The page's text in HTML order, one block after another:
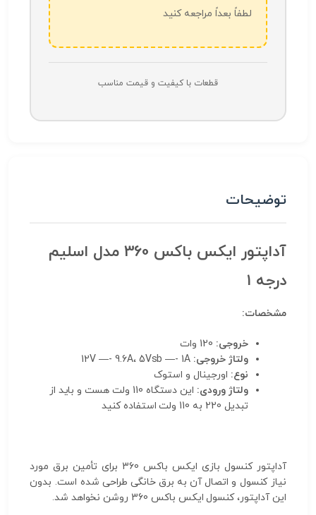
لطفاً بعداً مراجعه کنید
قطعات با کیفیت و قیمت مناسب
توضیحات
آداپتور ایکس باکس 360 مدل اسلیم
درجه ۱
مشخصات:
خروجی:
ولتاژ خروجی:
نوع: اورجینال و استوک
ولتاژ ورودی:
این دستگاه 110 ولت هست و باید از
تبدیل 220 به 110 ولت استفاده کنید
آداپتور کنسول بازی ایکس باکس 360 برای تأمین برق مورد
نیاز کنسول و اتصال آن به برق خانگی طراحی شده است. بدون
این آداپتور، کنسول ایکس باکس 360 روشن نخواهد شد.